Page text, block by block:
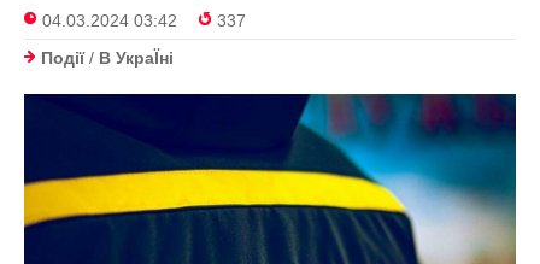
04.03.2024 03:42
337
Події/ В УкраЇнi